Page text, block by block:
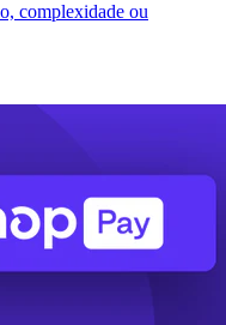
complexidade ou